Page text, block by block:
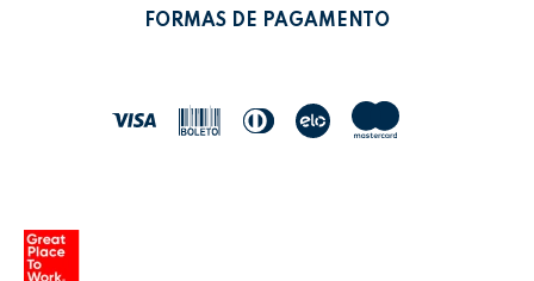
POLÍTICA DE TROCAS
FORMAS DE PAGAMENTO